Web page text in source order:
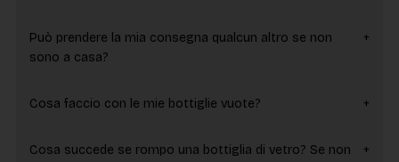
Può prendere la mia consegna qualcun altro se non
sono a casa?
Cosa faccio con le mie bottiglie vuote?
Cosa succede se rompo una bottiglia di vetro? Se non